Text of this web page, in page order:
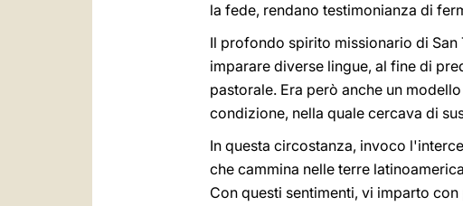
la fede, rendano testimonianza di
Il profondo spirito missionario di
imparare diverse lingue, al fine di
pastorale. Era però anche un
condizione, nella quale cercava di
In questa circostanza, invoco
che cammina nelle terre
Con questi sentimenti, vi imparto